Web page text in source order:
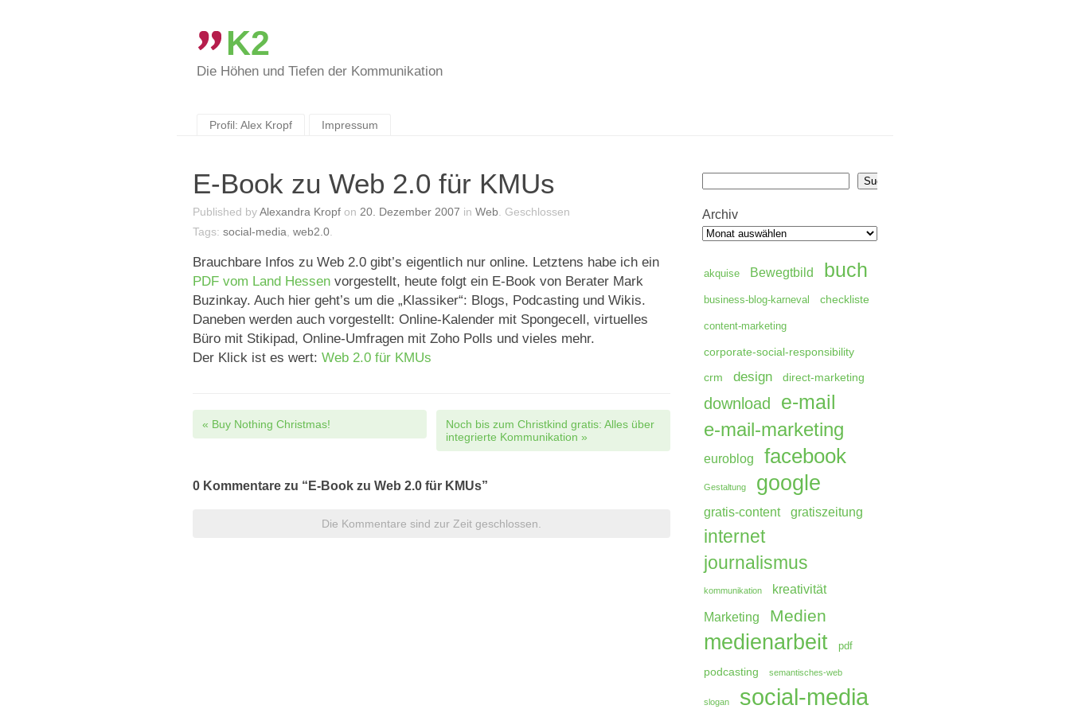
K2
Die Höhen und Tiefen der Kommunikation
Profil: Alex Kropf
Impressum
E-Book zu Web 2.0 für KMUs
Published byAlexandra Kropf on 20. Dezember 2007 in Web Geschlossen
Tags: social-media web2.0
Brauchbare Infos zu Web 2.0 gibt’s eigentlich nur online. Letztens habe ich ein
PDF vom Land Hessen vorgestellt, heute folgt ein E-Book von Berater Mark
Buzinkay. Auch hier geht’s um die „Klassiker“: Blogs, Podcasting und Wikis.
Daneben werden auch vorgestellt: Online-Kalender mit Spongecell, virtuelles
Büro mit Stikipad, Online-Umfragen mit Zoho Polls und vieles mehr.
Der Klick ist es wert: Web 2.0 für KMUs
Post navigation
« Buy Nothing Christmas!
Noch bis zum Christkind gratis: Alles über
integrierte Kommunikation »
0 Kommentare zu “E-Book zu Web 2.0 für KMUs”
Die Kommentare sind zur Zeit geschlossen.
Suchen
Archiv
akquise Bewegtbild buch
business-blog-karneval checkliste
content-marketing
corporate-social-responsibility
crm
design direct-marketing
download e-mail
e-mail-marketing
euroblog facebook
Gestaltung google
gratis-content gratiszeitung
internet
journalismus
kommunikation kreativität
Marketing Medien
medienarbeit pdf
podcasting semantisches-web
slogan social-media